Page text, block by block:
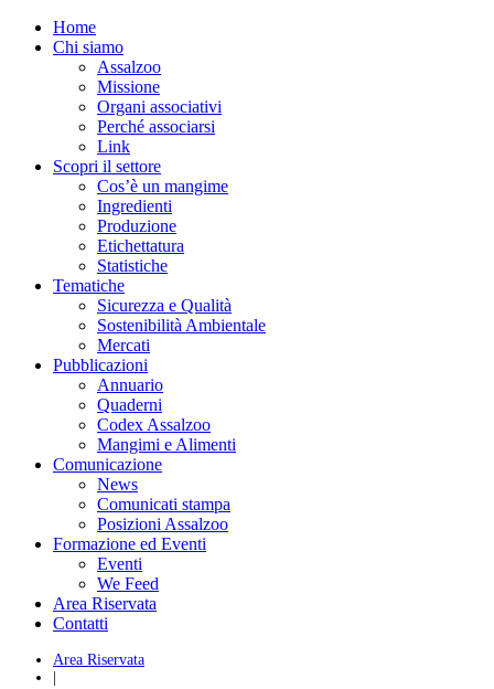
Home
Chi siamo
Assalzoo
Missione
Organi associativi
Perché associarsi
Link
Scopri il settore
Cos’è un mangime
Ingredienti
Produzione
Etichettatura
Statistiche
Tematiche
Sicurezza e Qualità
Sostenibilità Ambientale
Mercati
Pubblicazioni
Annuario
Quaderni
Codex Assalzoo
Mangimi e Alimenti
Comunicazione
News
Comunicati stampa
Posizioni Assalzoo
Formazione ed Eventi
Eventi
We Feed
Area Riservata
Contatti
Area Riservata
|